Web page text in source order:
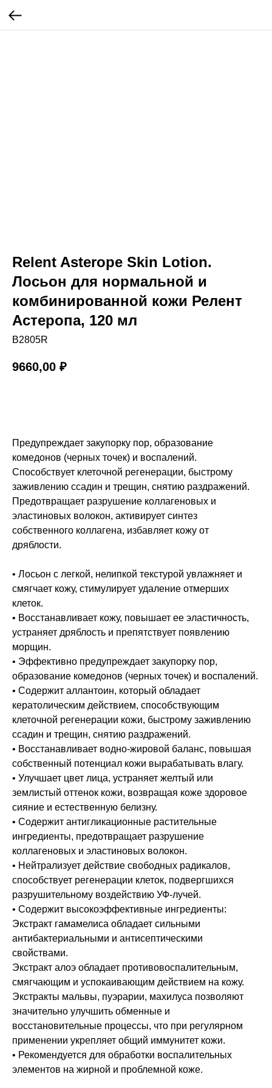
Relent Asterope Skin Lotion.
Лосьон для нормальной и
комбинированной кожи Релент
Астеропа, 120 мл
B2805R
9660,00 ₽
Предупреждает закупорку пор, образование
комедонов (черных точек) и воспалений.
Способствует клеточной регенерации, быстрому
заживлению ссадин и трещин, снятию раздражений.
Предотвращает разрушение коллагеновых и
эластиновых волокон, активирует синтез
собственного коллагена, избавляет кожу от
дряблости.
• Лосьон с легкой, нелипкой текстурой увлажняет и
смягчает кожу, стимулирует удаление отмерших
клеток.
• Восстанавливает кожу, повышает ее эластичность,
устраняет дряблость и препятствует появлению
морщин.
• Эффективно предупреждает закупорку пор,
образование комедонов (черных точек) и воспалений.
• Содержит аллантоин, который обладает
кератолическим действием, способствующим
клеточной регенерации кожи, быстрому заживлению
ссадин и трещин, снятию раздражений.
• Восстанавливает водно-жировой баланс, повышая
собственный потенциал кожи вырабатывать влагу.
• Улучшает цвет лица, устраняет желтый или
землистый оттенок кожи, возвращая коже здоровое
сияние и естественную белизну.
• Содержит антигликационные растительные
ингредиенты, предотвращает разрушение
коллагеновых и эластиновых волокон.
• Нейтрализует действие свободных радикалов,
способствует регенерации клеток, подвергшихся
разрушительному воздействию УФ-лучей.
• Содержит высокоэффективные ингредиенты:
Экстракт гамамелиса обладает сильными
антибактериальными и антисептическими
свойствами.
Экстракт алоэ обладает противовоспалительным,
смягчающим и успокаивающим действием на кожу.
Экстракты мальвы, пуэрарии, махилуса позволяют
значительно улучшить обменные и
восстановительные процессы, что при регулярном
применении укрепляет общий иммунитет кожи.
• Рекомендуется для обработки воспалительных
элементов на жирной и проблемной коже.